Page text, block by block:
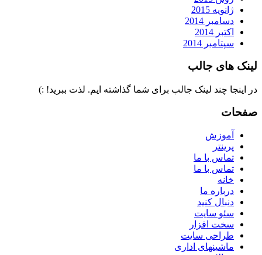
ژانویه 2015
دسامبر 2014
اکتبر 2014
سپتامبر 2014
لینک های جالب
در اینجا چند لینک جالب برای شما گذاشته ایم. لذت ببرید! :)
صفحات
آموزش
پرینتر
تماس با ما
تماس با ما
خانه
درباره ما
دنبال کنید
سئو سایت
سخت افزار
طراحی سایت
ماشینهای اداری